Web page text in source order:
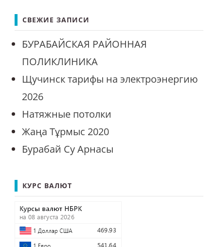
СВЕЖИЕ ЗАПИСИ
БУРАБАЙСКАЯ РАЙОННАЯ
ПОЛИКЛИНИКА
Щучинск тарифы на электроэнергию
2026
Натяжные потолки
Жаңа Тұрмыс 2020
Бурабай Су Арнасы
КУРС ВАЛЮТ